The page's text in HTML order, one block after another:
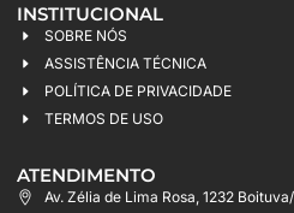
INSTITUCIONAL
SOBRE NÓS
ASSISTÊNCIA TÉCNICA
POLÍTICA DE PRIVACIDADE
TERMOS DE USO
ATENDIMENTO
Av. Zélia de Lima Rosa, 1232